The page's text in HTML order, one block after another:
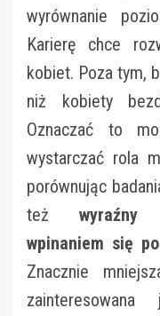
wyrównanie
Karierę chce
kobiet. Poza tym,
niż kobiety
Oznaczać to
wystarczać rola
porównując
teżwyraźny
wpinaniem się
Znacznie
zainteresowana